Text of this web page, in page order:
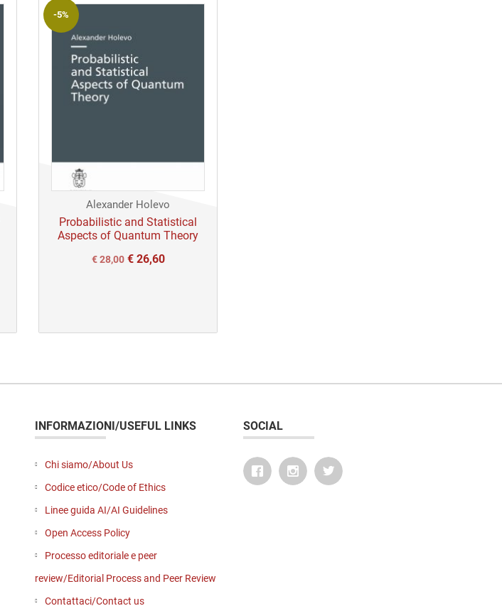
-5%
Alexander Holevo
Probabilistic and Statistical
Aspects of Quantum Theory
Il
€28,00Il€26,60
INFORMAZIONI/USEFUL LINKS
Chi siamo/About Us
Codice etico/Code of Ethics
Linee guida AI/AI Guidelines
Open Access Policy
Processo editoriale e peer
review/Editorial Process and Peer Review
Contattaci/Contact us
SOCIAL